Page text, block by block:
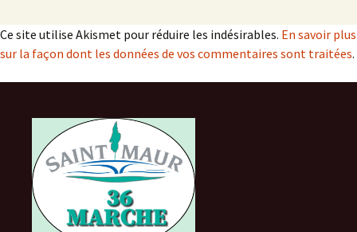
Ce site utilise Akismet pour réduire les indésirables. En savoir plus
sur la façon dont les données de vos commentaires sont traitées.